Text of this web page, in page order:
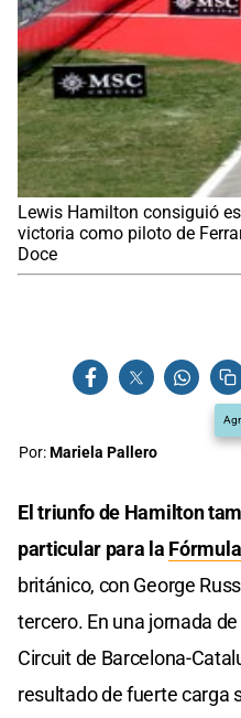
Lewis Hamilton consiguió
victoria como piloto de
Doce
Por:Mariela Pallero
El triunfo de Hamilton
particular para la
británico, con George
tercero. En una jornada
Circuit de Barcelona-
resultado de fuerte carga